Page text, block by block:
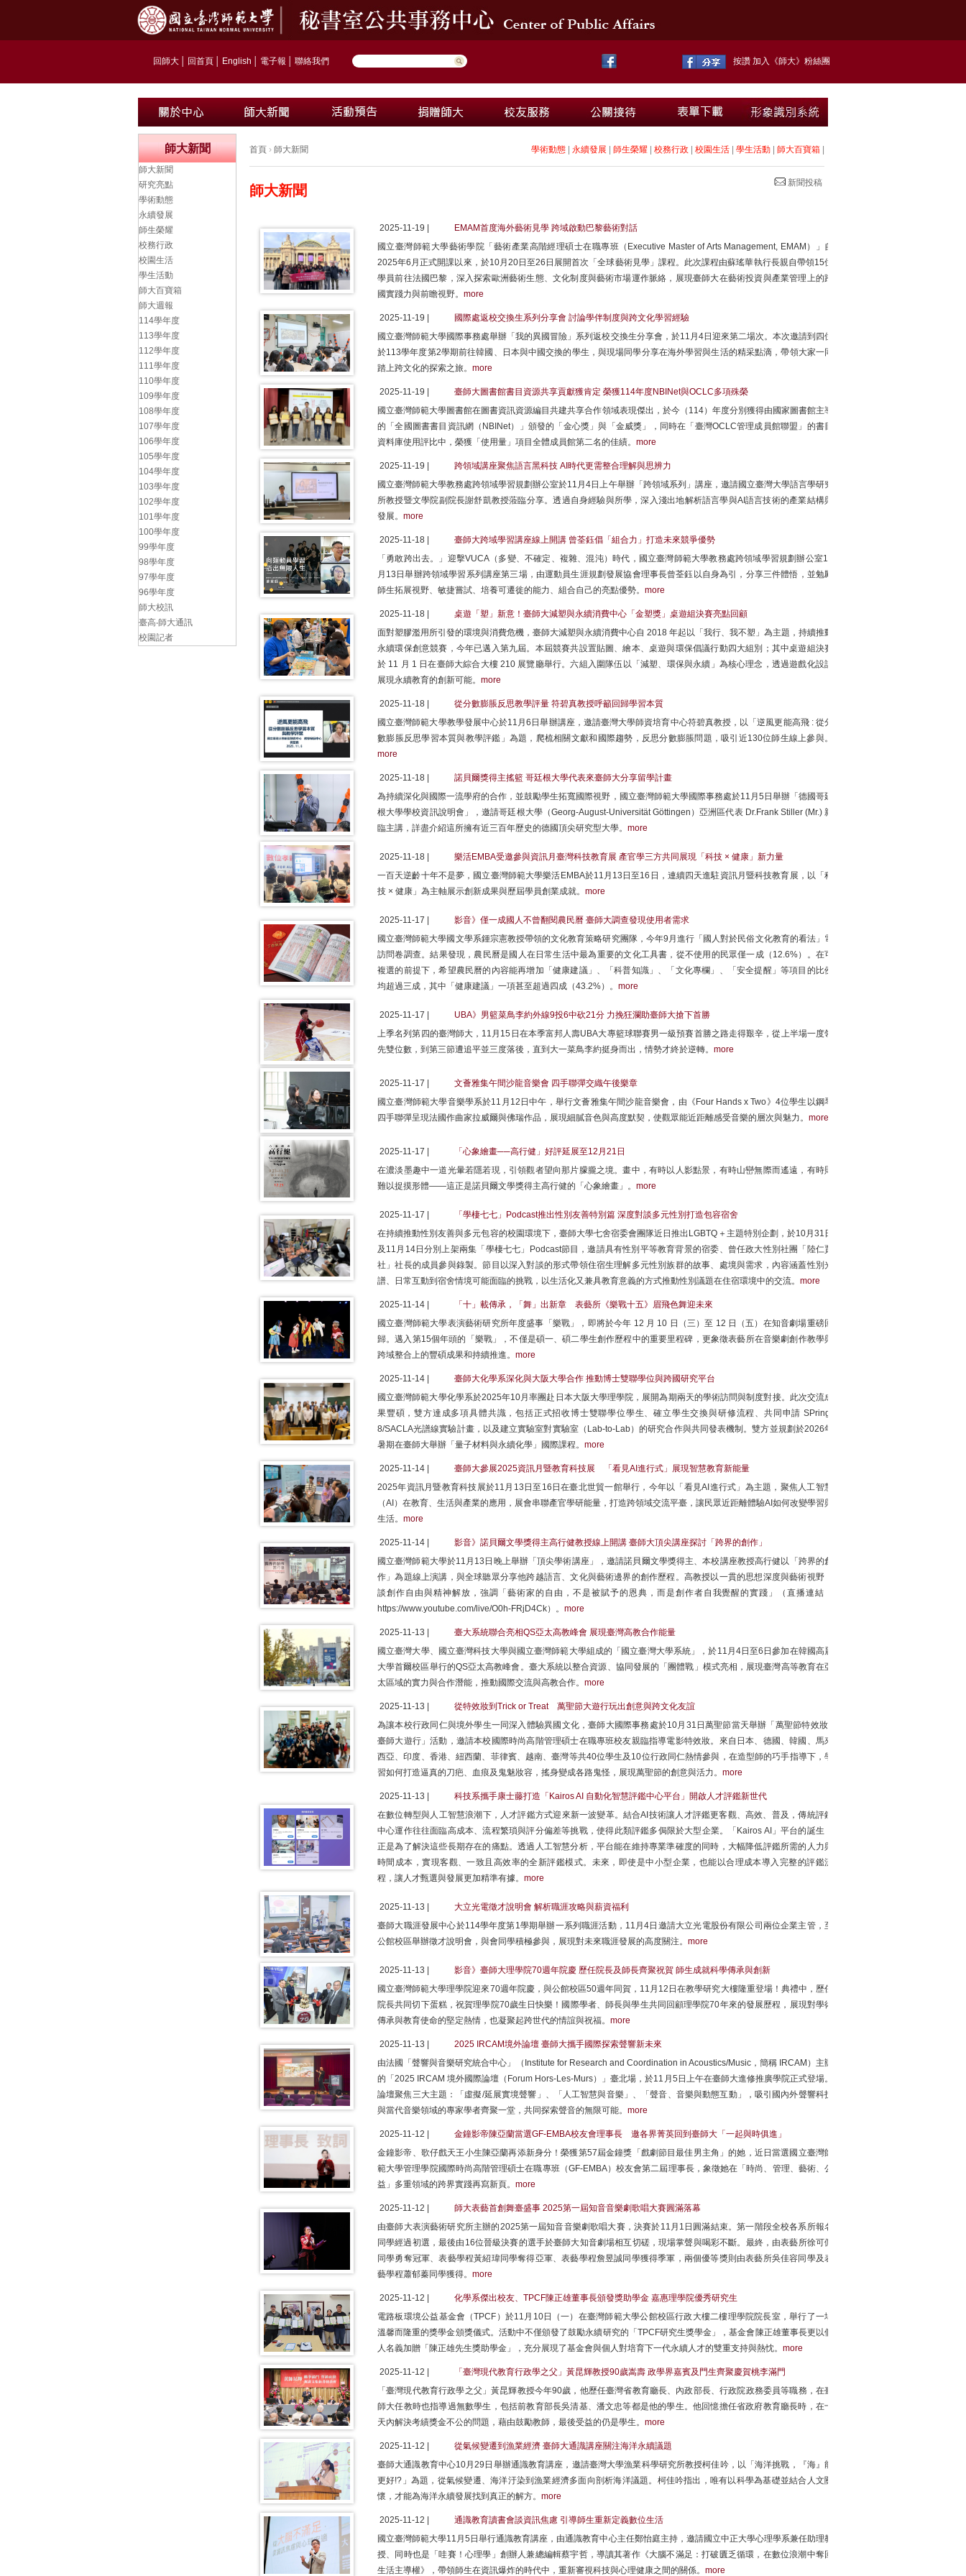
回師大 回首頁 English 電子報 聯絡我們 按讚 加入《師大》粉絲團
首頁 › 師大新聞 學術動態 永續發展 師生榮耀 校務行政 校園生活 學生活動 師大百寶箱
新聞投稿
師大新聞
2025-11-19 |
EMAM首度海外藝術見學 跨域啟動巴黎藝術對話
國立臺灣師範大學藝術學院「藝術產業高階經理碩士在職專班（Executive Master of Arts Management, EMAM）」自
2025年6月正式開課以來，於10月20日至26日展開首次「全球藝術見學」課程。此次課程由蘇瑤華執行長親自帶領15位
學員前往法國巴黎，深入探索歐洲藝術生態、文化制度與藝術市場運作脈絡，展現臺師大在藝術投資與產業管理上的跨
國實踐力與前瞻視野。 more
2025-11-19 |
國際處返校交換生系列分享會 討論學伴制度與跨文化學習經驗
國立臺灣師範大學國際事務處舉辦「我的異國冒險」系列返校交換生分享會，於11月4日迎來第二場次。本次邀請到四位
於113學年度第2學期前往韓國、日本與中國交換的學生，與現場同學分享在海外學習與生活的精采點滴，帶領大家一同
踏上跨文化的探索之旅。 more
2025-11-19 |
臺師大圖書館書目資源共享貢獻獲肯定 榮獲114年度NBINet與OCLC多項殊榮
國立臺灣師範大學圖書館在圖書資訊資源編目共建共享合作領域表現傑出，於今（114）年度分別獲得由國家圖書館主導
的「全國圖書書目資訊網（NBINet）」頒發的「金心獎」與「金威獎」，同時在「臺灣OCLC管理成員館聯盟」的書目
資料庫使用評比中，榮獲「使用量」項目全體成員館第二名的佳績。 more
2025-11-19 |
跨領域講座聚焦語言黑科技 AI時代更需整合理解與思辨力
國立臺灣師範大學教務處跨領域學習規劃辦公室於11月4日上午舉辦「跨領域系列」講座，邀請國立臺灣大學語言學研究
所教授暨文學院副院長謝舒凱教授蒞臨分享。透過自身經驗與所學，深入淺出地解析語言學與AI語言技術的產業結構與
發展。 more
2025-11-18 |
臺師大跨域學習講座線上開講 曾荃鈺倡「組合力」打造未來競爭優勢
「勇敢跨出去。」迎擊VUCA（多變、不確定、複雜、混沌）時代，國立臺灣師範大學教務處跨領域學習規劃辦公室11
月13日舉辦跨領域學習系列講座第三場，由運動員生涯規劃發展協會理事長曾荃鈺以自身為引，分享三件體悟，並勉勵
師生拓展視野、敏捷嘗試、培養可遷徙的能力、組合自己的亮點優勢。 more
2025-11-18 |
桌遊「塑」新意！臺師大減塑與永續消費中心「金塑獎」桌遊組決賽亮點回顧
面對塑膠濫用所引發的環境與消費危機，臺師大減塑與永續消費中心自 2018 年起以「我行、我不塑」為主題，持續推動
永續環保創意競賽，今年已邁入第九屆。本屆競賽共設置貼圖、繪本、桌遊與環保倡議行動四大組別；其中桌遊組決賽
於 11 月 1 日在臺師大綜合大樓 210 展覽廳舉行。六組入圍隊伍以「減塑、環保與永續」為核心理念，透過遊戲化設計
展現永續教育的創新可能。 more
2025-11-18 |
從分數膨脹反思教學評量 符碧真教授呼籲回歸學習本質
國立臺灣師範大學教學發展中心於11月6日舉辦講座，邀請臺灣大學師資培育中心符碧真教授，以「逆風更能高飛 : 從分
數膨脹反思學習本質與教學評鑑」為題，爬梳相關文獻和國際趨勢，反思分數膨脹問題，吸引近130位師生線上參與。
more
2025-11-18 |
諾貝爾獎得主搖籃 哥廷根大學代表來臺師大分享留學計畫
為持續深化與國際一流學府的合作，並鼓勵學生拓寬國際視野，國立臺灣師範大學國際事務處於11月5日舉辦「德國哥廷
根大學學校資訊說明會」，邀請哥廷根大學（Georg-August-Universität Göttingen）亞洲區代表 Dr.Frank Stiller (Mr.) 親
臨主講，詳盡介紹這所擁有近三百年歷史的德國頂尖研究型大學。 more
2025-11-18 |
樂活EMBA受邀參與資訊月臺灣科技教育展 產官學三方共同展現「科技 × 健康」新力量
一百天逆齡十年不是夢，國立臺灣師範大學樂活EMBA於11月13日至16日，連續四天進駐資訊月暨科技教育展，以「科
技 × 健康」為主軸展示創新成果與歷屆學員創業成就。 more
2025-11-17 |
影音》僅一成國人不曾翻閱農民曆 臺師大調查發現使用者需求
國立臺灣師範大學國文學系鍾宗憲教授帶領的文化教育策略研究團隊，今年9月進行「國人對於民俗文化教育的看法」電
訪問卷調查。結果發現，農民曆是國人在日常生活中最為重要的文化工具書，從不使用的民眾僅一成（12.6%）。在可
複選的前提下，希望農民曆的內容能再增加「健康建議」、「科普知識」、「文化專欄」、「安全提醒」等項目的比例
均超過三成，其中「健康建議」一項甚至超過四成（43.2%）。 more
2025-11-17 |
UBA》男籃菜鳥李約外線9投6中砍21分 力挽狂瀾助臺師大搶下首勝
上季名列第四的臺灣師大，11月15日在本季富邦人壽UBA大專籃球聯賽男一級預賽首勝之路走得艱辛，從上半場一度領
先雙位數，到第三節遭追平並三度落後，直到大一菜鳥李約挺身而出，情勢才終於逆轉。 more
2025-11-17 |
文薈雅集午間沙龍音樂會 四手聯彈交織午後樂章
國立臺灣師範大學音樂學系於11月12日中午，舉行文薈雅集午間沙龍音樂會，由《Four Hands x Two》4位學生以鋼琴
四手聯彈呈現法國作曲家拉威爾與佛瑞作品，展現細膩音色與高度默契，使觀眾能近距離感受音樂的層次與魅力。 more
2025-11-17 |
「心象繪畫──高行健」好評延展至12月21日
在濃淡墨趣中一道光暈若隱若現，引領觀者望向那片朦朧之境。畫中，有時以人影點景，有時山巒無際而遙遠，有時則
難以捉摸形體——這正是諾貝爾文學獎得主高行健的「心象繪畫」。 more
2025-11-17 |
「學棲七七」Podcast推出性別友善特別篇 深度對談多元性別打造包容宿舍
在持續推動性別友善與多元包容的校園環境下，臺師大學七舍宿委會團隊近日推出LGBTQ＋主題特別企劃，於10月31日
及11月14日分別上架兩集「學棲七七」Podcast節目，邀請具有性別平等教育背景的宿委、曾任政大性別社團「陸仁賈
社」社長的成員參與錄製。節目以深入對談的形式帶領住宿生理解多元性別族群的故事、處境與需求，內容涵蓋性別光
譜、日常互動到宿舍情境可能面臨的挑戰，以生活化又兼具教育意義的方式推動性別議題在住宿環境中的交流。 more
2025-11-14 |
「十」載傳承，「舞」出新章 表藝所《樂戰十五》眉飛色舞迎未來
國立臺灣師範大學表演藝術研究所年度盛事「樂戰」，即將於今年 12 月 10 日（三）至 12 日（五）在知音劇場重磅回
歸。邁入第15個年頭的「樂戰」，不僅是碩一、碩二學生創作歷程中的重要里程碑，更象徵表藝所在音樂劇創作教學與
跨域整合上的豐碩成果和持續推進。 more
2025-11-14 |
臺師大化學系深化與大阪大學合作 推動博士雙聯學位與跨國研究平台
國立臺灣師範大學化學系於2025年10月率團赴日本大阪大學理學院，展開為期兩天的學術訪問與制度對接。此次交流成
果豐碩，雙方達成多項具體共識，包括正式招收博士雙聯學位學生、確立學生交換與研修流程、共同申請 SPring-
8/SACLA光譜線實驗計畫，以及建立實驗室對實驗室（Lab-to-Lab）的研究合作與共同發表機制。雙方並規劃於2026年
暑期在臺師大舉辦「量子材料與永續化學」國際課程。 more
2025-11-14 |
臺師大參展2025資訊月暨教育科技展 「看見AI進行式」展現智慧教育新能量
2025年資訊月暨教育科技展於11月13日至16日在臺北世貿一館舉行，今年以「看見AI進行式」為主題，聚焦人工智慧
（AI）在教育、生活與產業的應用，展會串聯產官學研能量，打造跨領域交流平臺，讓民眾近距離體驗AI如何改變學習與
生活。 more
2025-11-14 |
影音》諾貝爾文學獎得主高行健教授線上開講 臺師大頂尖講座探討「跨界的創作」
國立臺灣師範大學於11月13日晚上舉辦「頂尖學術講座」，邀請諾貝爾文學獎得主、本校講座教授高行健以「跨界的創
作」為題線上演講，與全球聽眾分享他跨越語言、文化與藝術邊界的創作歷程。高教授以一貫的思想深度與藝術視野，
談創作自由與精神解放，強調「藝術家的自由，不是被賦予的恩典，而是創作者自我覺醒的實踐」（直播連結：
https://www.youtube.com/live/O0h-FRjD4Ck）。 more
2025-11-13 |
臺大系統聯合亮相QS亞太高教峰會 展現臺灣高教合作能量
國立臺灣大學、國立臺灣科技大學與國立臺灣師範大學組成的「國立臺灣大學系統」，於11月4日至6日參加在韓國高麗
大學首爾校區舉行的QS亞太高教峰會。臺大系統以整合資源、協同發展的「團體戰」模式亮相，展現臺灣高等教育在亞
太區域的實力與合作潛能，推動國際交流與高教合作。 more
2025-11-13 |
從特效妝到Trick or Treat 萬聖節大遊行玩出創意與跨文化友誼
為讓本校行政同仁與境外學生一同深入體驗異國文化，臺師大國際事務處於10月31日萬聖節當天舉辦「萬聖節特效妝×
臺師大遊行」活動，邀請本校國際時尚高階管理碩士在職專班校友親臨指導電影特效妝。來自日本、德國、韓國、馬來
西亞、印度、香港、紐西蘭、菲律賓、越南、臺灣等共40位學生及10位行政同仁熱情參與，在造型師的巧手指導下，學
習如何打造逼真的刀疤、血痕及鬼魅妝容，搖身變成各路鬼怪，展現萬聖節的創意與活力。 more
2025-11-13 |
科技系攜手康士藤打造「Kairos AI 自動化智慧評鑑中心平台」開啟人才評鑑新世代
在數位轉型與人工智慧浪潮下，人才評鑑方式迎來新一波變革。結合AI技術讓人才評鑑更客觀、高效、普及，傳統評鑑
中心運作往往面臨高成本、流程繁瑣與評分偏差等挑戰，使得此類評鑑多侷限於大型企業。「Kairos AI」平台的誕生，
正是為了解決這些長期存在的痛點。透過人工智慧分析，平台能在維持專業準確度的同時，大幅降低評鑑所需的人力與
時間成本，實現客觀、一致且高效率的全新評鑑模式。未來，即使是中小型企業，也能以合理成本導入完整的評鑑流
程，讓人才甄選與發展更加精準有據。 more
2025-11-13 |
大立光電徵才說明會 解析職涯攻略與薪資福利
臺師大職涯發展中心於114學年度第1學期舉辦一系列職涯活動，11月4日邀請大立光電股份有限公司兩位企業主管，至
公館校區舉辦徵才說明會，與會同學積極參與，展現對未來職涯發展的高度關注。 more
2025-11-13 |
影音》臺師大理學院70週年院慶 歷任院長及師長齊聚祝賀 師生成就科學傳承與創新
國立臺灣師範大學理學院迎來70週年院慶，與公館校區50週年同賀，11月12日在教學研究大樓隆重登場！典禮中，歷任
院長共同切下蛋糕，祝賀理學院70歲生日快樂！國際學者、師長與學生共同回顧理學院70年來的發展歷程，展現對學術
傳承與教育使命的堅定熱情，也凝聚起跨世代的情誼與祝福。 more
2025-11-13 |
2025 IRCAM境外論壇 臺師大攜手國際探索聲響新未來
由法國「聲響與音樂研究統合中心」（Institute for Research and Coordination in Acoustics/Music，簡稱 IRCAM）主辦
的「2025 IRCAM 境外國際論壇（Forum Hors-Les-Murs）」臺北場，於11月5日上午在臺師大進修推廣學院正式登場。
論壇聚焦三大主題：「虛擬/延展實境聲響」、「人工智慧與音樂」、「聲音、音樂與動態互動」，吸引國內外聲響科技
與當代音樂領域的專家學者齊聚一堂，共同探索聲音的無限可能。 more
2025-11-12 |
金鐘影帝陳亞蘭當選GF-EMBA校友會理事長 邀各界菁英回到臺師大「一起與時俱進」
金鐘影帝、歌仔戲天王小生陳亞蘭再添新身分！榮獲第57屆金鐘獎「戲劇節目最佳男主角」的她，近日當選國立臺灣師
範大學管理學院國際時尚高階管理碩士在職專班（GF-EMBA）校友會第二屆理事長，象徵她在「時尚、管理、藝術、公
益」多重領域的跨界實踐再寫新頁。 more
2025-11-12 |
師大表藝首創舞臺盛事 2025第一屆知音音樂劇歌唱大賽圓滿落幕
由臺師大表演藝術研究所主辦的2025第一屆知音音樂劇歌唱大賽，決賽於11月1日圓滿結束。第一階段全校各系所報名
同學經過初選，最後由16位晉級決賽的選手於臺師大知音劇場相互切磋，現場掌聲與喝彩不斷。最終，由表藝所徐可俽
同學勇奪冠軍、表藝學程黃紹瑋同學奪得亞軍、表藝學程詹昱誠同學獲得季軍，兩個優等獎則由表藝所吳佳容同學及表
藝學程蕭郁蓁同學獲得。 more
2025-11-12 |
化學系傑出校友、TPCF陳正雄董事長頒發獎助學金 嘉惠理學院優秀研究生
電路板環境公益基金會（TPCF）於11月10日（一）在臺灣師範大學公館校區行政大樓二樓理學院院長室，舉行了一場
溫馨而隆重的獎學金頒獎儀式。活動中不僅頒發了鼓勵永續研究的「TPCF研究生獎學金」，基金會陳正雄董事長更以個
人名義加贈「陳正雄先生獎助學金」，充分展現了基金會與個人對培育下一代永續人才的雙重支持與熱忱。 more
2025-11-12 |
「臺灣現代教育行政學之父」黃昆輝教授90歲嵩壽 政學界嘉賓及門生齊聚慶賀桃李滿門
「臺灣現代教育行政學之父」黃昆輝教授今年90歲，他歷任臺灣省教育廳長、內政部長、行政院政務委員等職務，在臺
師大任教時也指導過無數學生，包括前教育部長吳清基、潘文忠等都是他的學生。他回憶擔任省政府教育廳長時，在十
天內解決考績獎金不公的問題，藉由鼓勵教師，最後受益的仍是學生。 more
2025-11-12 |
從氣候變遷到漁業經濟 臺師大通識講座關注海洋永續議題
臺師大通識教育中心10月29日舉辦通識教育講座，邀請臺灣大學漁業科學研究所教授柯佳吟，以「海洋挑戰，『海』能
更好!?」為題，從氣候變遷、海洋汙染到漁業經濟多面向剖析海洋議題。柯佳吟指出，唯有以科學為基礎並結合人文關
懷，才能為海洋永續發展找到真正的解方。 more
2025-11-12 |
通識教育讀書會談資訊焦慮 引導師生重新定義數位生活
國立臺灣師範大學11月5日舉行通識教育講座，由通識教育中心主任鄭怡庭主持，邀請國立中正大學心理學系兼任助理教
授、同時也是「哇賽！心理學」創辦人兼總編輯蔡宇哲，導讀其著作《大腦不滿足：打破匱乏循環，在數位浪潮中奪回
生活主導權》，帶領師生在資訊爆炸的時代中，重新審視科技與心理健康之間的關係。 more
師大新聞
師大新聞
研究亮點
學術動態
永續發展
師生榮耀
校務行政
校園生活
學生活動
師大百寶箱
師大週報
114學年度
113學年度
112學年度
111學年度
110學年度
109學年度
108學年度
107學年度
106學年度
105學年度
104學年度
103學年度
102學年度
101學年度
100學年度
99學年度
98學年度
97學年度
96學年度
師大校訊
臺高‧師大通訊
校園記者